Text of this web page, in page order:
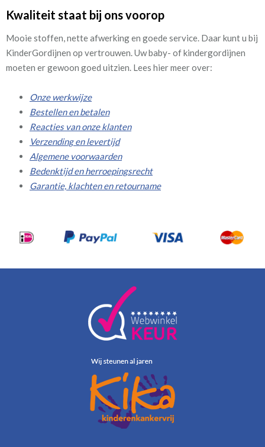
Kwaliteit staat bij ons voorop
Mooie stoffen, nette afwerking en goede service. Daar kunt u bij
KinderGordijnen op vertrouwen. Uw baby- of kindergordijnen
moeten er gewoon goed uitzien. Lees hier meer over:
Onze werkwijze
Bestellen en betalen
Reacties van onze klanten
Verzending en levertijd
Algemene voorwaarden
Bedenktijd en herroepingsrecht
Garantie, klachten en retourname